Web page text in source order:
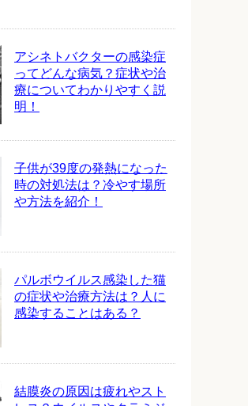
アシネトバクターの感染症
ってどんな病気？症状や治
療についてわかりやすく説
明！
子供が39度の発熱になった
時の対処法は？冷やす場所
や方法を紹介！
パルボウイルス感染した猫
の症状や治療方法は？人に
感染することはある？
結膜炎の原因は疲れやスト